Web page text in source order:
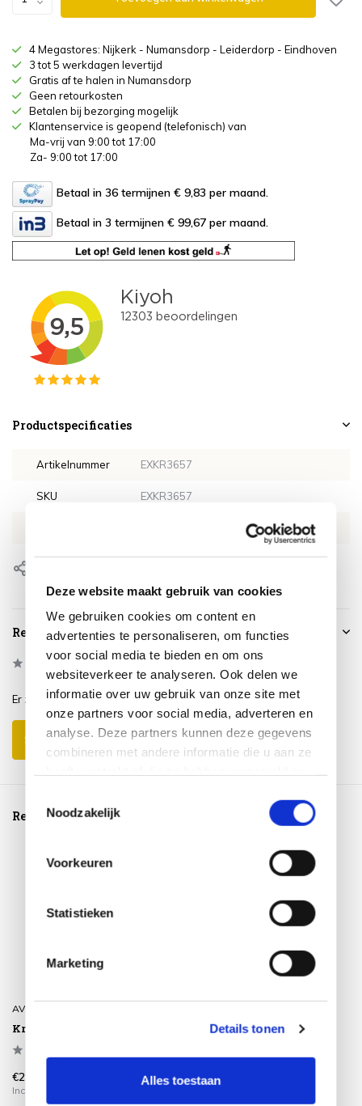
Deze website maakt gebruik van cookies
We gebruiken cookies om content en
advertenties te personaliseren, om functies
voor social media te bieden en om ons
websiteverkeer te analyseren. Ook delen we
informatie over uw gebruik van onze site met
onze partners voor social media, adverteren en
analyse. Deze partners kunnen deze gegevens
combineren met andere informatie die u aan ze
Noodzakelijk
Voorkeuren
Statistieken
Marketing
Details tonen
Alles toestaan
4 Megastores: Nijkerk - Numansdorp - Leiderdorp - Eindhoven
3 tot 5 werkdagen levertijd
Gratis af te halen in Numansdorp
Geen retourkosten
Betalen bij bezorging mogelijk
Klantenservice is geopend (telefonisch) van
Ma-vrij van 9:00 tot 17:00
Za- 9:00 tot 17:00
Betaal in 36 termijnen € 9,83 per maand.
Betaal in 3 termijnen € 99,67 per maand.
Productspecificaties
Artikelnummer EXKR3657
SKU EXKR3657
Reviews
0/5 Based on 0 reviews
Er zijn nog geen reviews geschreven over dit product..
Schrijf je eigen review
Reeds bekeken
AVH-Collectie
Kronos pot h 100 cm
€299,00
Incl. btw